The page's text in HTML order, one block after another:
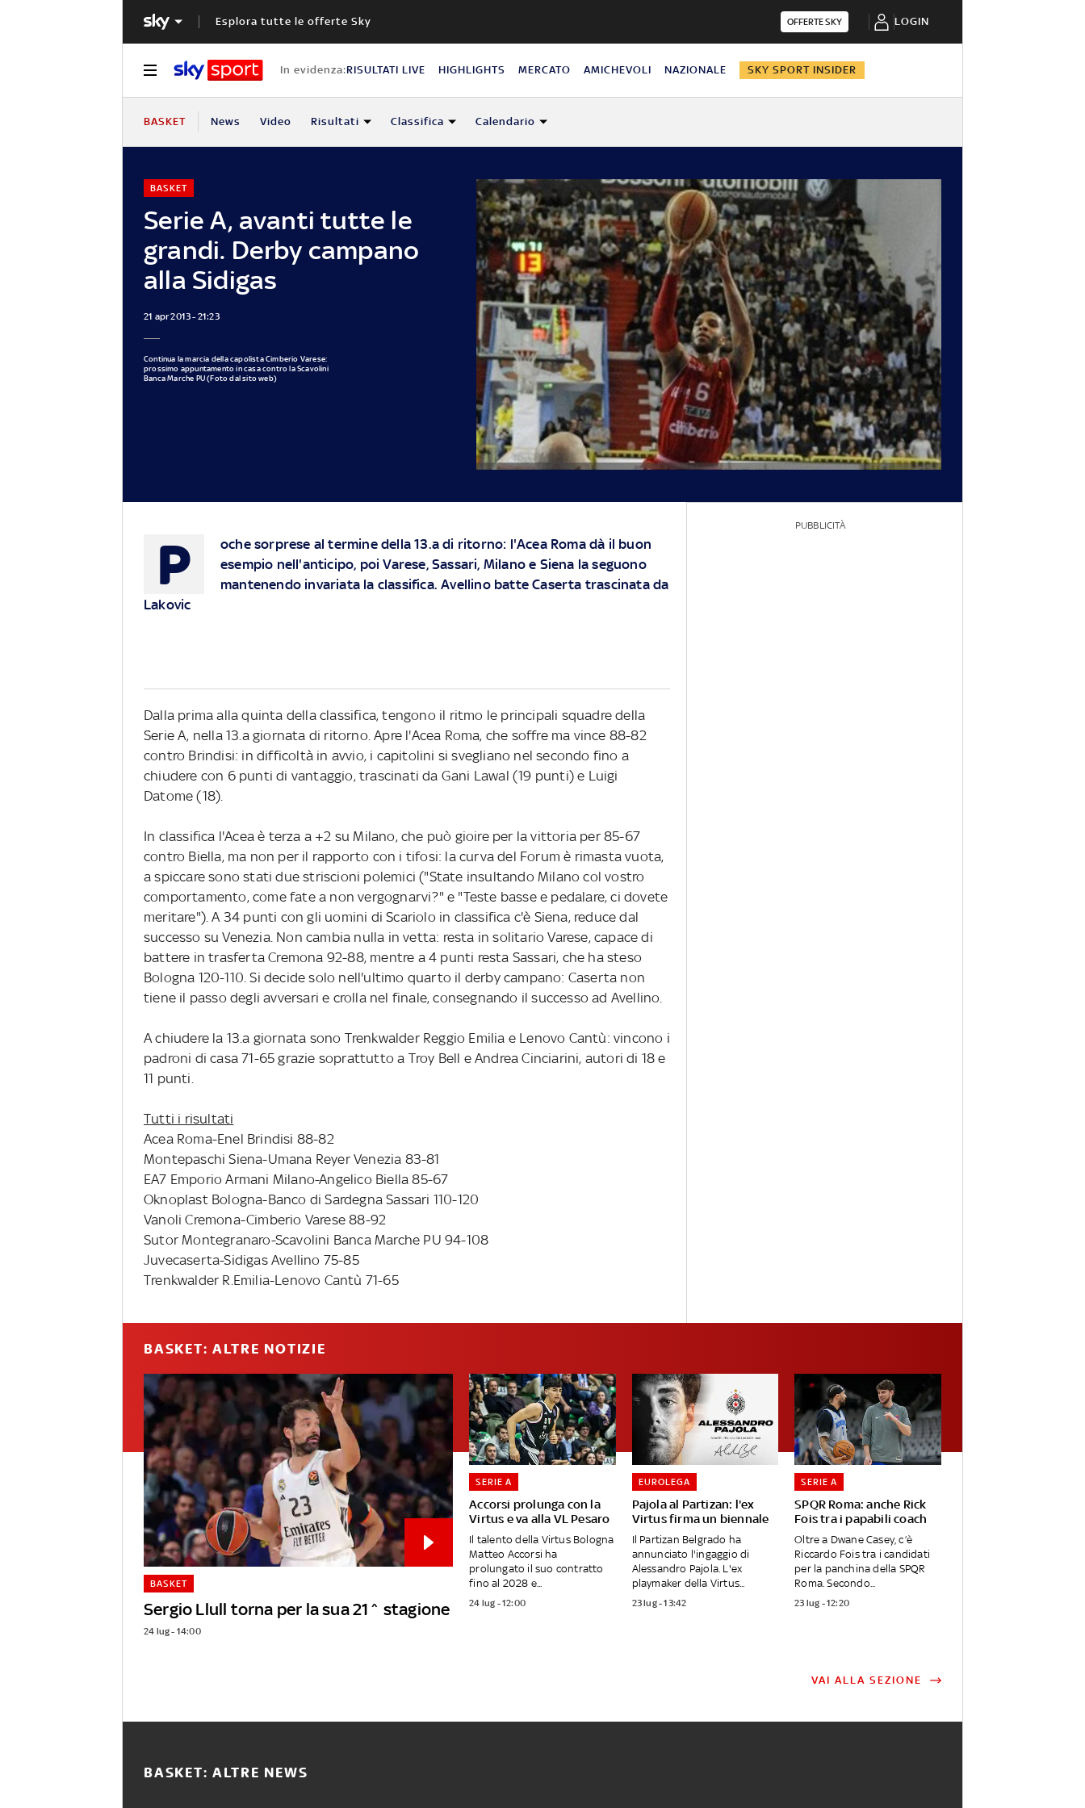
Esplora tutte le offerte Sky OFFERTE SKY LOGIN
In evidenza:RISULTATI LIVE HIGHLIGHTS MERCATO AMICHEVOLI NAZIONALE SKY SPORT INSIDER
BASKET News Video Risultati Classifica Calendario
Serie A, avanti tutte le
grandi. Derby campano
alla Sidigas
BASKET
21 apr 2013 - 21:23
Continua la marcia della capolista Cimberio Varese:
prossimo appuntamento in casa contro la Scavolini
Banca Marche PU (Foto dal sito web)
P
oche sorprese al termine della 13.a di ritorno: l'Acea Roma dà il buon
esempio nell'anticipo, poi Varese, Sassari, Milano e Siena la seguono
mantenendo invariata la classifica. Avellino batte Caserta trascinata da
Lakovic
Dalla prima alla quinta della classifica, tengono il ritmo le principali squadre della
Serie A, nella 13.a giornata di ritorno. Apre l'Acea Roma, che soffre ma vince 88-82
contro Brindisi: in difficoltà in avvio, i capitolini si svegliano nel secondo fino a
chiudere con 6 punti di vantaggio, trascinati da Gani Lawal (19 punti) e Luigi
Datome (18).
In classifica l'Acea è terza a +2 su Milano, che può gioire per la vittoria per 85-67
contro Biella, ma non per il rapporto con i tifosi: la curva del Forum è rimasta vuota,
a spiccare sono stati due striscioni polemici ("State insultando Milano col vostro
comportamento, come fate a non vergognarvi?" e "Teste basse e pedalare, ci dovete
meritare"). A 34 punti con gli uomini di Scariolo in classifica c'è Siena, reduce dal
successo su Venezia. Non cambia nulla in vetta: resta in solitario Varese, capace di
battere in trasferta Cremona 92-88, mentre a 4 punti resta Sassari, che ha steso
Bologna 120-110. Si decide solo nell'ultimo quarto il derby campano: Caserta non
tiene il passo degli avversari e crolla nel finale, consegnando il successo ad Avellino.
A chiudere la 13.a giornata sono Trenkwalder Reggio Emilia e Lenovo Cantù: vincono i
padroni di casa 71-65 grazie soprattutto a Troy Bell e Andrea Cinciarini, autori di 18 e
11 punti.
Tutti i risultati
Acea Roma-Enel Brindisi 88-82
Montepaschi Siena-Umana Reyer Venezia 83-81
EA7 Emporio Armani Milano-Angelico Biella 85-67
Oknoplast Bologna-Banco di Sardegna Sassari 110-120
Vanoli Cremona-Cimberio Varese 88-92
Sutor Montegranaro-Scavolini Banca Marche PU 94-108
Juvecaserta-Sidigas Avellino 75-85
Trenkwalder R.Emilia-Lenovo Cantù 71-65
PUBBLICITÀ
BASKET: ALTRE NOTIZIE
Sergio Llull torna per la sua 21^ stagione
BASKET
24 lug - 14:00
Accorsi prolunga con la
Virtus e va alla VL Pesaro
SERIE A
Il talento della Virtus Bologna
Matteo Accorsi ha
prolungato il suo contratto
fino al 2028 e...
24 lug - 12:00
Pajola al Partizan: l'ex
Virtus firma un biennale
EUROLEGA
Il Partizan Belgrado ha
annunciato l'ingaggio di
Alessandro Pajola. L'ex
playmaker della Virtus...
23 lug - 13:42
SPQR Roma: anche Rick
Fois tra i papabili coach
SERIE A
Oltre a Dwane Casey, c’è
Riccardo Fois tra i candidati
per la panchina della SPQR
Roma. Secondo...
23 lug - 12:20
VAI ALLA SEZIONE
BASKET: ALTRE NEWS